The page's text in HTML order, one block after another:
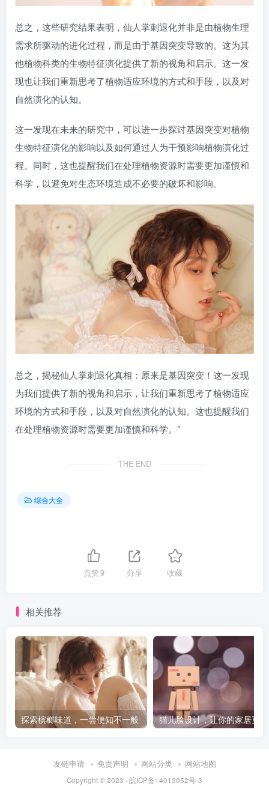
总之，这些研究结果表明，仙人掌刺退化并非是由植物生理
需求所驱动的进化过程，而是由于基因突变导致的。这为其
他植物科类的生物特征演化提供了新的视角和启示。这一发
现也让我们重新思考了植物适应环境的方式和手段，以及对
自然演化的认知。
这一发现在未来的研究中，可以进一步探讨基因突变对植物
生物特征演化的影响以及如何通过人为干预影响植物演化过
程。同时，这也提醒我们在处理植物资源时需要更加谨慎和
科学，以避免对生态环境造成不必要的破坏和影响。
总之，揭秘仙人掌刺退化真相：原来是基因突变！这一发现
为我们提供了新的视角和启示，让我们重新思考了植物适应
环境的方式和手段，以及对自然演化的认知。这也提醒我们
在处理植物资源时需要更加谨慎和科学。”
THE END
综合大全
点赞9 分享 收藏
相关推荐
探索槟榔味道，一尝便知不一般
友链申请 免责声明 网站分类 网站地图
Copyright © 2023 · 皖ICP备14013052号-3